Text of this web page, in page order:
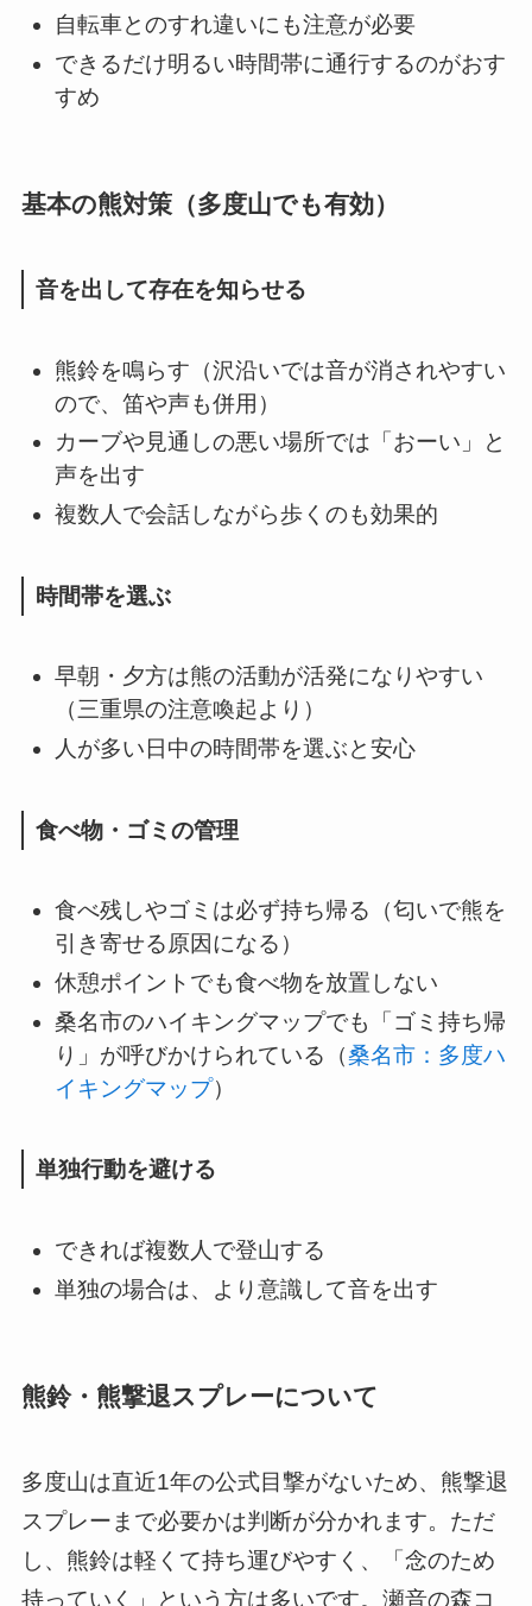
自転車とのすれ違いにも注意が必要
できるだけ明るい時間帯に通行するのがおす
すめ
基本の熊対策（多度山でも有効）
音を出して存在を知らせる
熊鈴を鳴らす（沢沿いでは音が消されやすい
ので、笛や声も併用）
カーブや見通しの悪い場所では「おーい」と
声を出す
複数人で会話しながら歩くのも効果的
時間帯を選ぶ
早朝・夕方は熊の活動が活発になりやすい
（三重県の注意喚起より）
人が多い日中の時間帯を選ぶと安心
食べ物・ゴミの管理
食べ残しやゴミは必ず持ち帰る（匂いで熊を
引き寄せる原因になる）
休憩ポイントでも食べ物を放置しない
桑名市のハイキングマップでも「ゴミ持ち帰
り」が呼びかけられている（桑名市：多度ハ
イキングマップ）
単独行動を避ける
できれば複数人で登山する
単独の場合は、より意識して音を出す
熊鈴・熊撃退スプレーについて
多度山は直近1年の公式目撃がないため、熊撃退
スプレーまで必要かは判断が分かれます。ただ
し、熊鈴は軽くて持ち運びやすく、「念のため
持っていく」という方は多いです。瀬音の森コ